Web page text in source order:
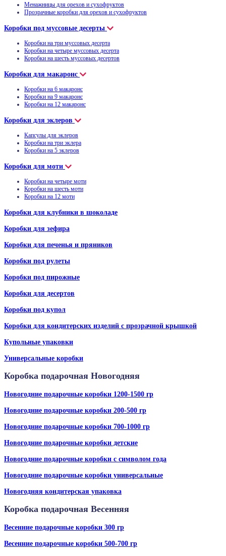
Менажницы для орехов и сухофруктов
Прозрачные коробки для орехов и сухофруктов
Коробки под муссовые десерты
Коробки на три муссовых десерта
Коробки на четыре муссовых десерта
Коробки на шесть муссовых десертов
Коробки для макаронс
Коробки на 6 макаронс
Коробки на 9 макаронс
Коробки на 12 макаронс
Коробки для эклеров
Капсулы для эклеров
Коробки на три эклера
Коробки на 5 эклеров
Коробки для моти
Коробки на четыре моти
Коробки на шесть моти
Коробки на 12 моти
Коробки для клубники в шоколаде
Коробки для зефира
Коробки для печенья и пряников
Коробки под рулеты
Коробки под пирожные
Коробки для десертов
Коробки под купол
Коробки для кондитерских изделий с прозрачной крышкой
Купольные упаковки
Универсальные коробки
Коробка подарочная Новогодняя
Новогодние подарочные коробки 1200-1500 гр
Новогодние подарочные коробки 200-500 гр
Новогодние подарочные коробки 700-1000 гр
Новогодние подарочные коробки детские
Новогодние подарочные коробки с символом года
Новогодние подарочные коробки универсальные
Новогодняя кондитерская упаковка
Коробка подарочная Весенняя
Весенние подарочные коробки 300 гр
Весенние подарочные коробки 500-700 гр